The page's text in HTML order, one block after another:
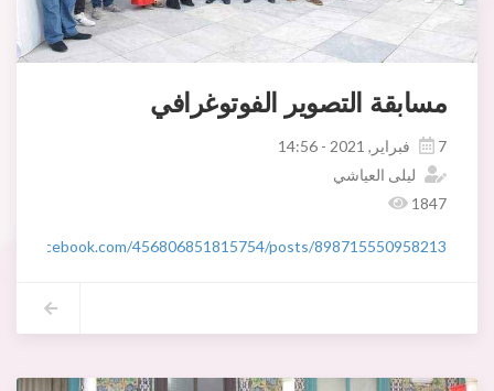
مسابقة التصوير الفوتوغرافي
7 فبراير, 2021 - 14:56
ليلى العياشي
1847
456806851815754/posts/898715550958213/